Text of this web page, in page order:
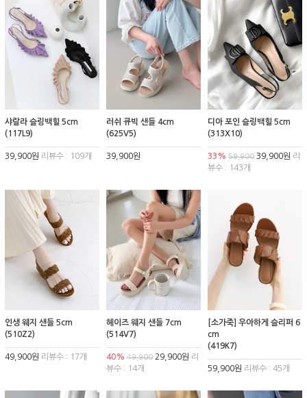
샤랄라 슬링백힐 5cm
(117L9)
39,900원 리뷰수 : 109개
러쉬 큐빅 샌들 4cm
(625V5)
39,900원
디아 포인 슬링백힐 5cm
(313X10)
33% 59,90039,900원 리
뷰수 : 143개
인생 웨지 샌들 5cm
(510Z2)
49,900원 리뷰수 : 17개
헤이즈 웨지 샌들 7cm
(514V7)
40% 49,90029,900원 리
뷰수 : 14개
[소가죽] 우아하게 슬리퍼 6
cm
(419K7)
59,900원 리뷰수 : 45개